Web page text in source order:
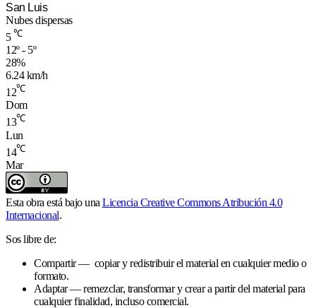
San Luis
Nubes dispersas
5 ℃
12º - 5º
28%
6.24 km/h
12℃
Dom
13℃
Lun
14℃
Mar
Esta obra está bajo una Licencia Creative Commons Atribución 4.0
Internacional.
Sos libre de:
Compartir — copiar y redistribuir el material en cualquier medio o
formato.
Adaptar — remezclar, transformar y crear a partir del material para
cualquier finalidad, incluso comercial.